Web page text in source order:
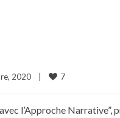
2020 7
l’Approche Narrative”,